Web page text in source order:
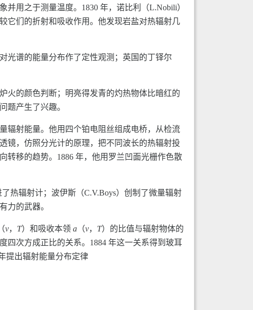
并用之于测量温度。1830 年，诺比利（L.Nobili）
它们的折射和吸收作用。他发现岩盐对热辐射几
光谱的能量分布作了定性观测；英国的丁铎尔
火的颜色判断；明亮得发青的灼热物体比暗红的
题产生了兴趣。
辐射能量。他用四个铂电阻丝组成电桥，从检流
镜，仿照分光计的原理，把不同波长的热辐射投
转移的趋势。1886 年，他用罗兰凹面光栅作色散
热辐射计；波伊斯（C.V.Boys）创制了微量辐射
力的武器。
（ν， T）和吸收本领 a （ν， T）的比值与辐射物体的
四次方成正比的关系。1884 年这一关系得到玻耳
提出辐射能量分布定律